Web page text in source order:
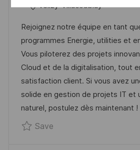
S
E
D
D
A
T
E
B
D
A
E
G
O
R
Y
Vélizy-Villacoublay
Rejoignez notre équipe en tant
programmes Energie, utilities et
Vous piloterez des projets
Cloud et de la digitalisation, tout
satisfaction client. Si vous avez
solide en gestion de projets IT et
naturel, postulez dès maintenant !
SaveSave Responsable de